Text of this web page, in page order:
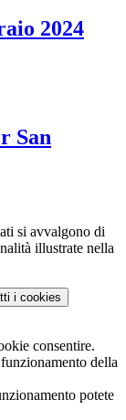
2024
San
si avvalgono di
illustrate nella
i cookies
consentire.
della
potete